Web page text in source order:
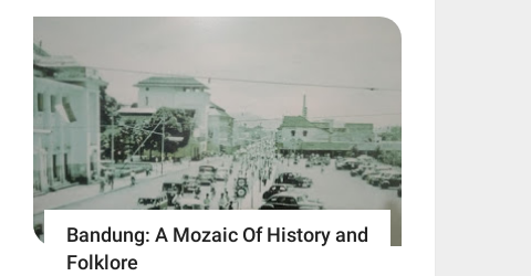
Bandung: A Mozaic Of History and
Folklore